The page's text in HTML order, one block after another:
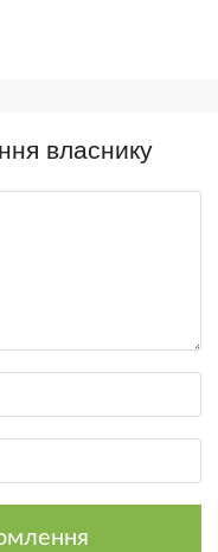
власнику